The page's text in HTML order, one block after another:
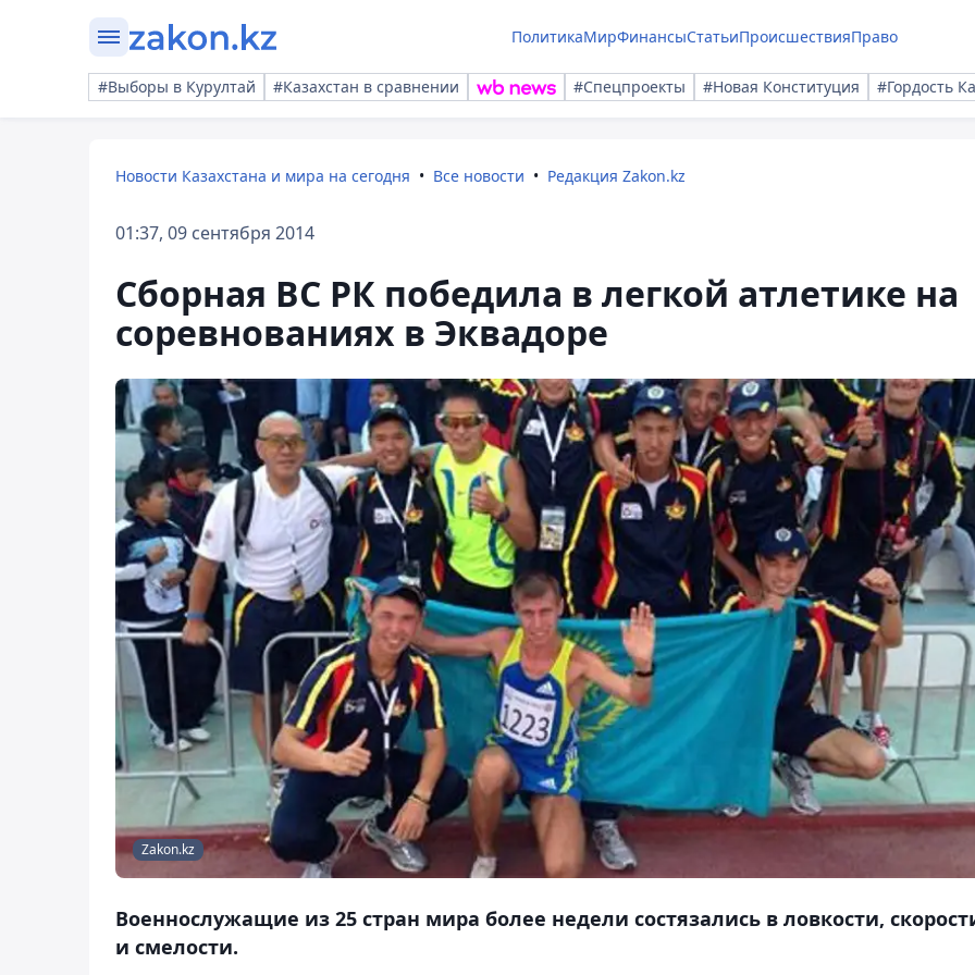
ПолитикаМирФинансыСтатьиПроисшествияПраво
#Выборы в Курултай #Казахстан в сравнении #Спецпроекты #Новая Конституция #Гордость
Новости Казахстана и мира на сегодня Все новости Редакция Zakon.kz
01:37, 09 сентября 2014
Cборная ВС РК победила в легкой атлетике на
соревнованиях в Эквадоре
Zakon.kz
Военнослужащие из 25 стран мира более недели состязались в ловкости,
и смелости.